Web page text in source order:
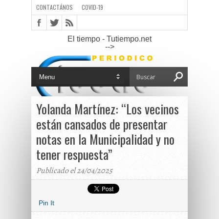
CONTACTÁNOS COVID-19
El tiempo - Tutiempo.net
-->
Yolanda Martínez: “Los vecinos
están cansados de presentar
notas en la Municipalidad y no
tener respuesta”
Publicado el 24/04/2025
Pin It